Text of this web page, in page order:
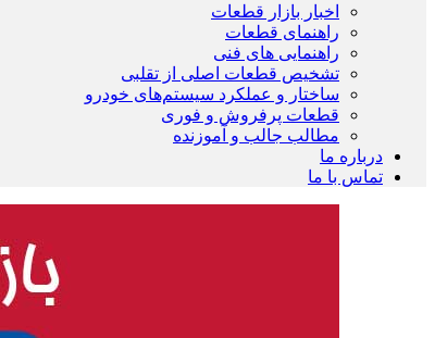
اخبار بازار قطعات
راهنمای قطعات
راهنمایی های فنی
تشخیص قطعات اصلی از تقلبی
ساختار و عملکرد سیستم‌های خودرو
قطعات پرفروش و فوری
مطالب جالب و آموزنده
درباره ما
تماس با ما